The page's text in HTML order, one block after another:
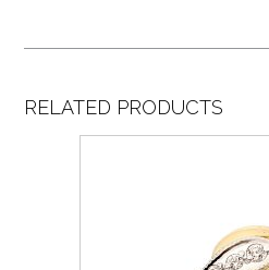
RELATED PRODUCTS